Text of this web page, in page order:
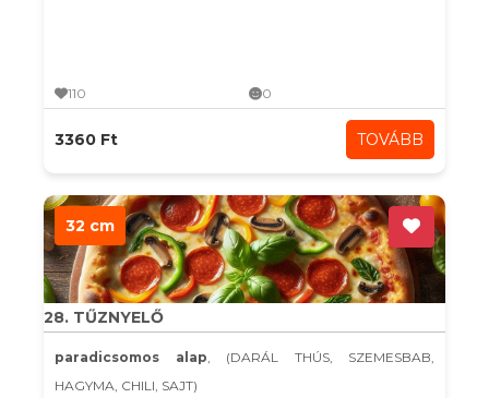
110 0
3360 Ft TOVÁBB
32 cm
28. TŰZNYELŐ
paradicsomos alap, (DARÁL THÚS, SZEMESBAB,
HAGYMA, CHILI, SAJT)